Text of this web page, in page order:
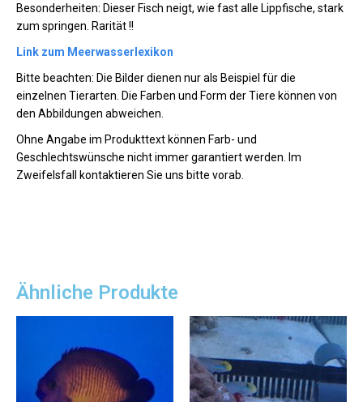
Besonderheiten: Dieser Fisch neigt, wie fast alle Lippfische, stark
zum springen. Rarität !!
Link zum Meerwasserlexikon
Bitte beachten: Die Bilder dienen nur als Beispiel für die
einzelnen Tierarten. Die Farben und Form der Tiere können von
den Abbildungen abweichen.
Ohne Angabe im Produkttext können Farb- und
Geschlechtswünsche nicht immer garantiert werden. Im
Zweifelsfall kontaktieren Sie uns bitte vorab.
Ähnliche Produkte